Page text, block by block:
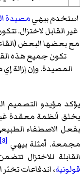
استخدم بيهيمصيدة
غير القابل لاختزال.
مع بعضها البعض
تكون جميع هذه
المصيدة. وإن إزالة
يؤكد مؤيدو التصميم
يخلق أنظمة معقدة غير
بفعل الاصطفاء
مجمعة. أمثلة بيهي[3]
القابلة للاختزال
قولونية، اندفاعات تخثر